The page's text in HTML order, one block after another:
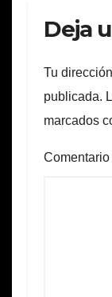
Deja
Tu
publicada.
marcados
Comentario